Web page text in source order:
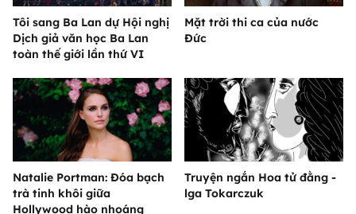
Tôi sang Ba Lan dự Hội nghị
Dịch giả văn học Ba Lan
toàn thế giới lần thứ VI
Mặt trời thi ca của nước
Đức
Natalie Portman: Đóa bạch
trà tinh khôi giữa
Hollywood hào nhoáng
Truyện ngắn Hoa tử đằng -
lga Tokarczuk